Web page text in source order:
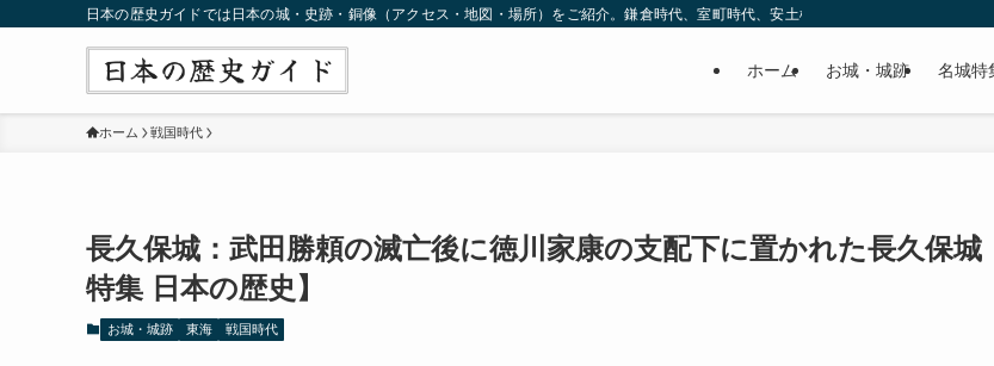
日本の歴史ガイドでは日本の城・史跡・銅像（アクセス・地図・場所）をご紹介。鎌倉時代、室町時代、安土桃山時代（戦国時代）、江戸
ホーム お城・城跡 名城特
ホーム 戦国時代
長久保城：武田勝頼の滅亡後に徳川家康の支配下に置かれた長久保城
特集 日本の歴史】
お城・城跡 東海 戦国時代